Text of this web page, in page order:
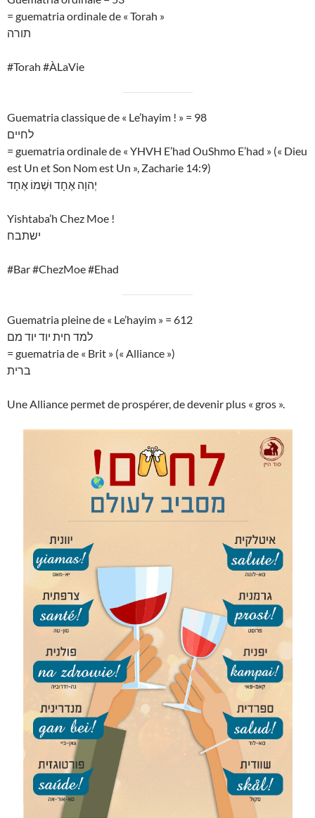
= guematria ordinale de « Torah »
תורה
#Torah #ÀLaVie
Guematria classique de « Le’hayim ! » = 98
לחיים
= guematria ordinale de « YHVH E’had OuShmo E’had » (« Dieu
est Un et Son Nom est Un », Zacharie 14:9)
יְהוָה אֶחָד וּשְׁמוֹ אֶחָד
Yishtaba’h Chez Moe !
ישתבח
#Bar #ChezMoe #Ehad
Guematria pleine de « Le’hayim » = 612
למד חית יוד יוד מם
= guematria de « Brit » (« Alliance »)
ברית
Une Alliance permet de prospérer, de devenir plus « gros ».